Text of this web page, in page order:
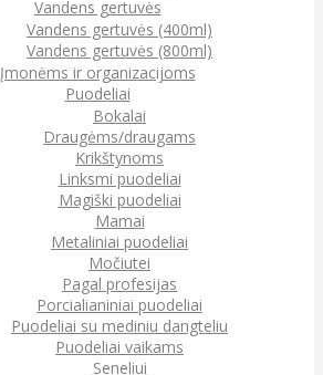
Vandens gertuvės
Vandens gertuvės (400ml)
Vandens gertuvės (800ml)
Įmonėms ir organizacijoms
Puodeliai
Bokalai
Draugėms/draugams
Krikštynoms
Linksmi puodeliai
Magiški puodeliai
Mamai
Metaliniai puodeliai
Močiutei
Pagal profesijas
Porcialianiniai puodeliai
Puodeliai su mediniu dangteliu
Puodeliai vaikams
Seneliui